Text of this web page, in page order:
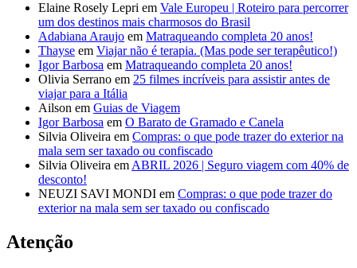
Elaine Rosely Lepri em Vale Europeu | Roteiro para percorrer
um dos destinos mais charmosos do Brasil
Adabiana Araujo em Matraqueando completa 20 anos!
Thayse em Viajar não é terapia. (Mas pode ser terapêutico!)
Igor Barbosa em Matraqueando completa 20 anos!
Olivia Serrano em 25 filmes incríveis para assistir antes de
viajar para a Itália
Ailson em Guias de Viagem
Igor Barbosa em O Barato de Gramado e Canela
Silvia Oliveira em Compras: o que pode trazer do exterior na
mala sem ser taxado ou confiscado
Silvia Oliveira emABRIL 2026 | Seguro viagem com 40% de
desconto!
NEUZI SAVI MONDI em Compras: o que pode trazer do
exterior na mala sem ser taxado ou confiscado
Atenção